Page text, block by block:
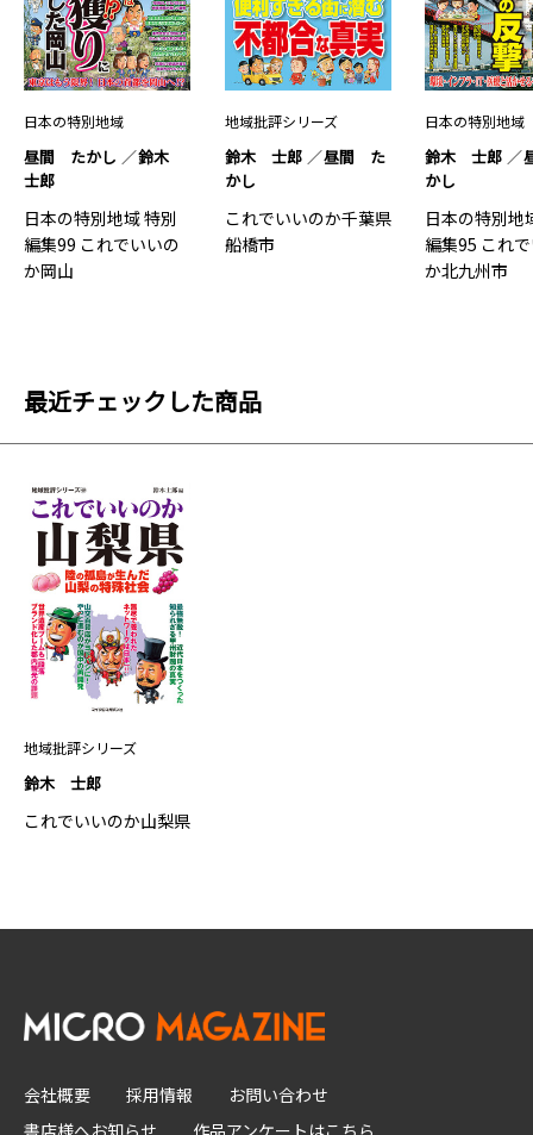
日本の特別地域
昼間 たかし
鈴木
士郎
日本の特別地域 特別
編集99 これでいいの
か岡山
地域批評シリーズ
鈴木 士郎
昼間 た
かし
これでいいのか千葉県
船橋市
日本の特別地域
鈴木 士郎
かし
日本の特別地
編集95 これ
か北九州市
最近チェックした商品
地域批評シリーズ
鈴木 士郎
これでいいのか山梨県
会社概要 採用情報
お問い合わせ